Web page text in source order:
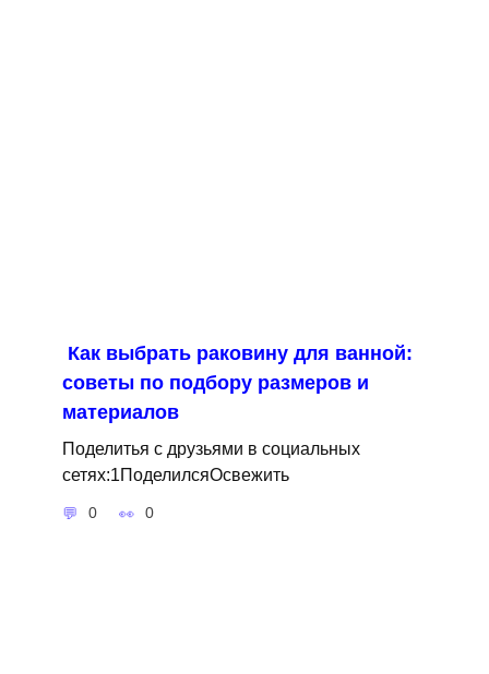
Как выбрать раковину для ванной:
советы по подбору размеров и
материалов
Поделитья с друзьями в социальных
сетях:1ПоделилсяОсвежить
0 0